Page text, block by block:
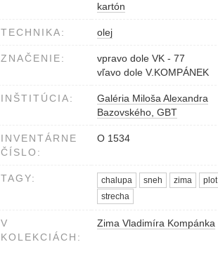
kartón
TECHNIKA: olej
ZNAČENIE:
vpravo dole VK - 77
vľavo dole V.KOMPÁNEK
INŠTITÚCIA:
Galéria Miloša Alexandra
Bazovského, GBT
INVENTÁRNE
ČÍSLO:
O 1534
TAGY: chalupa sneh zima
plot
strecha
V
KOLEKCIÁCH:
Zima Vladimíra Kompánka